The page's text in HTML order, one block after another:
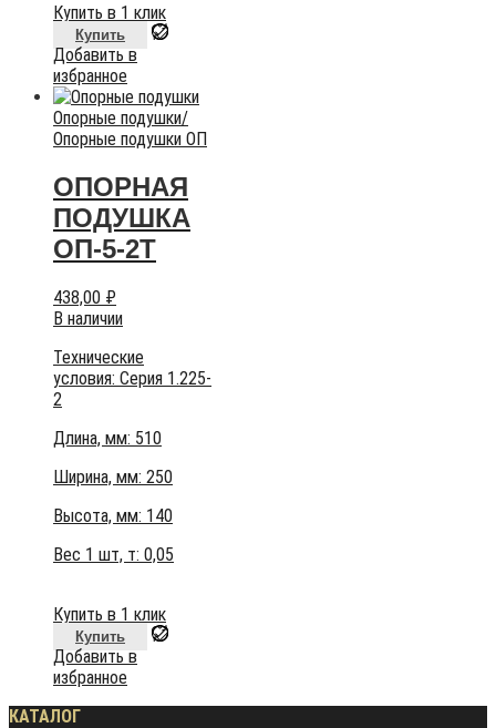
Купить в 1 клик
Купить
Добавить в
избранное
Опорные подушки/
Опорные подушки ОП
ОПОРНАЯ
ПОДУШКА
ОП-5-2Т
438,00 ₽
В наличии
Технические
условия: Серия 1.225-
2
Длина, мм: 510
Ширина, мм: 250
Высота, мм: 140
Вес 1 шт, т: 0,05
Купить в 1 клик
Купить
Добавить в
избранное
КАТАЛОГ